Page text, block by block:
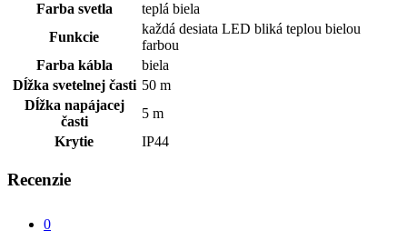
Farba svetla
teplá biela
Funkcie
každá desiata LED bliká teplou bielou
farbou
Farba kábla
biela
Dĺžka svetelnej časti 50 m
Dĺžka napájacej
časti
5 m
Krytie
IP44
Recenzie
0